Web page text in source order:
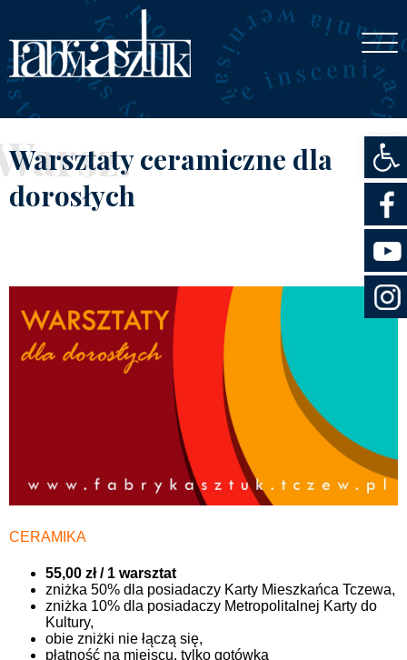
Warsztaty ceramiczne dla
dorosłych
CERAMIKA
55,00 zł / 1 warsztat
zniżka 50% dla posiadaczy Karty Mieszkańca Tczewa,
zniżka 10% dla posiadaczy Metropolitalnej Karty do
Kultury,
obie zniżki nie łączą się,
płatność na miejscu, tylko gotówką